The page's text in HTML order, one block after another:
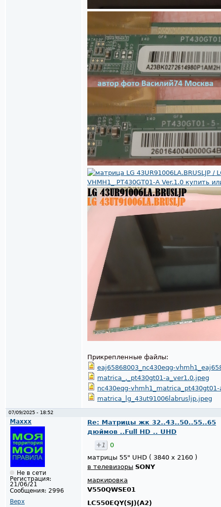
Прикрепленные файлы:
eaj65868003_nc430eqg-
matrica_._pt430gt01-a_ver1.0.jpeg
nc430eqg-
matrica_lg_43ut91006labrusljp.jpeg
07/09/2025 - 18:52
Maxxx
Не в сети
Регистрация:
21/06/21
Сообщения: 2996
Верх
Re: Матрицы жк 32..43..50..55..65
дюймов ..Full HD .. UHD
+1
0
матрицы 55" UHD ( 3840 x 2160 )
в телевизоры SONY
маркировка
V550QWSE01
LC550EQY(SJ)(A2)